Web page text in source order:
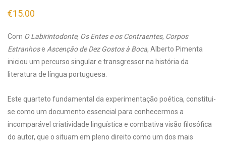
€15.00
Com O Labirintodonte, Os Entes e os Contraentes, Corpos
Estranhose Ascenção de Dez Gostos à Boca, Alberto Pimenta
iniciou um percurso singular e transgressor na história da
literatura de língua portuguesa.
Este quarteto fundamental da experimentação poética, constitui-
se como um documento essencial para conhecermos a
incomparável criatividade linguística e combativa visão filosófica
do autor, que o situam em pleno direito como um dos mais